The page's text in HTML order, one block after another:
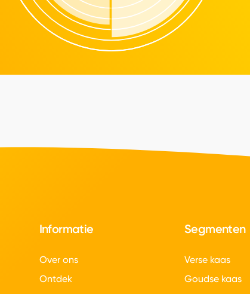
Informatie
Over ons
Ontdek
Segmenten
Verse kaas
Goudse kaas